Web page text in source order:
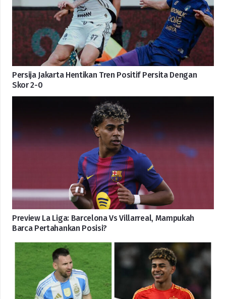
Persija Jakarta Hentikan Tren Positif Persita Dengan
Skor 2-0
Preview La Liga: Barcelona Vs Villarreal, Mampukah
Barca Pertahankan Posisi?